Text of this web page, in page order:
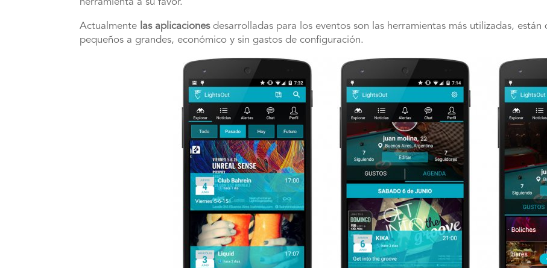
Actualmente las aplicacionesdesarrolladas para los eventos son las herramientas más utilizadas,
pequeños a grandes, económico y sin gastos de configuración.